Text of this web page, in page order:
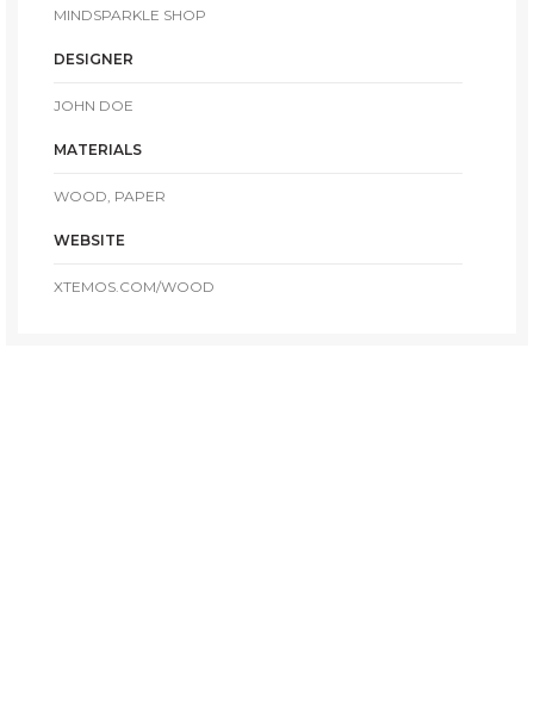
MINDSPARKLE SHOP
DESIGNER
JOHN DOE
MATERIALS
WOOD, PAPER
WEBSITE
XTEMOS.COM/WOOD